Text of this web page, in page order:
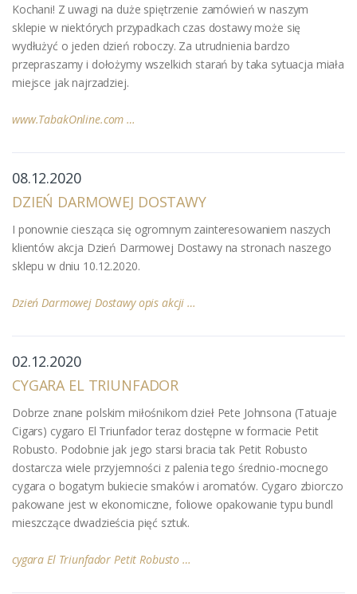
Kochani! Z uwagi na duże spiętrzenie zamówień w naszym
sklepie w niektórych przypadkach czas dostawy może się
wydłużyć o jeden dzień roboczy. Za utrudnienia bardzo
przepraszamy i dołożymy wszelkich starań by taka sytuacja miała
miejsce jak najrzadziej.
www.TabakOnline.com …
08.12.2020
DZIEŃ DARMOWEJ DOSTAWY
I ponownie ciesząca się ogromnym zainteresowaniem naszych
klientów akcja Dzień Darmowej Dostawy na stronach naszego
sklepu w dniu 10.12.2020.
Dzień Darmowej Dostawy opis akcji …
02.12.2020
CYGARA EL TRIUNFADOR
Dobrze znane polskim miłośnikom dzieł Pete Johnsona (Tatuaje
Cigars) cygaro El Triunfador teraz dostępne w formacie Petit
Robusto. Podobnie jak jego starsi bracia tak Petit Robusto
dostarcza wiele przyjemności z palenia tego średnio-mocnego
cygara o bogatym bukiecie smaków i aromatów. Cygaro zbiorczo
pakowane jest w ekonomiczne, foliowe opakowanie typu bundl
mieszczące dwadzieścia pięć sztuk.
cygara El Triunfador Petit Robusto …